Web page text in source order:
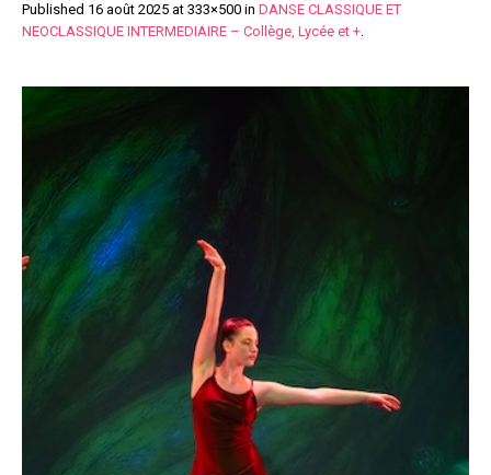
Published 16 août 2025 at 333×500 in DANSE CLASSIQUE ET
NEOCLASSIQUE INTERMEDIAIRE – Collège, Lycée et +.